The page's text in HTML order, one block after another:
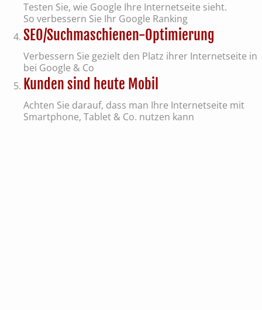
Testen Sie, wie Google Ihre Internetseite sieht.
So verbessern Sie Ihr Google Ranking
SEO/Suchmaschienen-Optimierung
Verbessern Sie gezielt den Platz ihrer Internetseite in
bei Google & Co
Kunden sind heute Mobil
Achten Sie darauf, dass man Ihre Internetseite mit
Smartphone, Tablet & Co. nutzen kann